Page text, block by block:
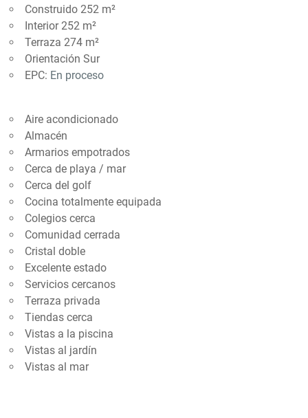
Construido 252 m²
Interior 252 m²
Terraza 274 m²
Orientación Sur
EPC: En proceso
Aire acondicionado
Almacén
Armarios empotrados
Cerca de playa / mar
Cerca del golf
Cocina totalmente equipada
Colegios cerca
Comunidad cerrada
Cristal doble
Excelente estado
Servicios cercanos
Terraza privada
Tiendas cerca
Vistas a la piscina
Vistas al jardín
Vistas al mar